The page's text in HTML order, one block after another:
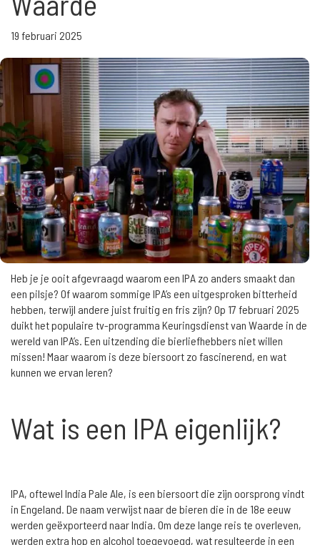
19 februari 2025
Heb je je ooit afgevraagd waarom een IPA zo anders smaakt dan
een pilsje? Of waarom sommige IPA’s een uitgesproken bitterheid
hebben, terwijl andere juist fruitig en fris zijn? Op 17 februari 2025
duikt het populaire tv-programma Keuringsdienst van Waarde in de
wereld van IPA’s. Een uitzending die bierliefhebbers niet willen
missen! Maar waarom is deze biersoort zo fascinerend, en wat
kunnen we ervan leren?
Wat is een IPA eigenlijk?
IPA, oftewel India Pale Ale, is een biersoort die zijn oorsprong vindt
in Engeland. De naam verwijst naar de bieren die in de 18e eeuw
werden geëxporteerd naar India. Om deze lange reis te overleven,
werden extra hop en alcohol toegevoegd, wat resulteerde in een